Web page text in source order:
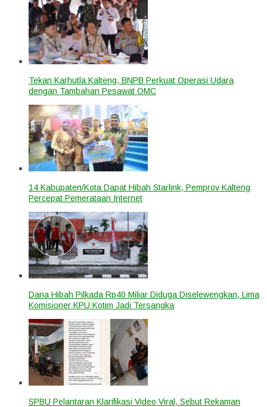
Tekan Karhutla Kalteng, BNPB Perkuat Operasi Udara
dengan Tambahan Pesawat OMC
14 Kabupaten/Kota Dapat Hibah Starlink, Pemprov Kalteng
Percepat Pemerataan Internet
Dana Hibah Pilkada Rp40 Miliar Diduga Diselewengkan, Lima
Komisioner KPU Kotim Jadi Tersangka
SPBU Pelantaran Klarifikasi Video Viral, Sebut Rekaman